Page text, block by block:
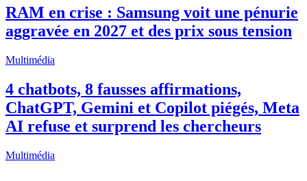
RAM en crise : Samsung voit une pénurie
aggravée en 2027 et des prix sous tension
Multimédia
4 chatbots, 8 fausses affirmations,
ChatGPT, Gemini et Copilot piégés, Meta
AI refuse et surprend les chercheurs
Multimédia